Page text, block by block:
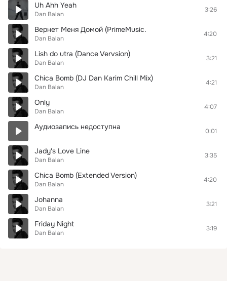
Uh Ahh Yeah
Dan Balan
3:26
Вернет Меня Домой (PrimeMusic.
Dan Balan
4:20
Lish do utra (Dance Vervsion)
Dan Balan
3:21
Chica Bomb (DJ Dan Karim Chill Mix)
Dan Balan
4:21
Only
Dan Balan
4:07
Аудиозапись недоступна 0:01
Jady's Love Line
Dan Balan
3:35
Chica Bomb (Extended Version)
Dan Balan
4:20
Johanna
Dan Balan
3:21
Friday Night
Dan Balan
3:19